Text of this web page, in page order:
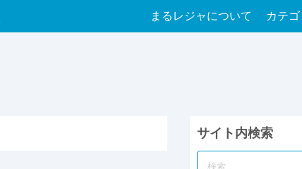
まるレジャについて カテ
サイト内検索